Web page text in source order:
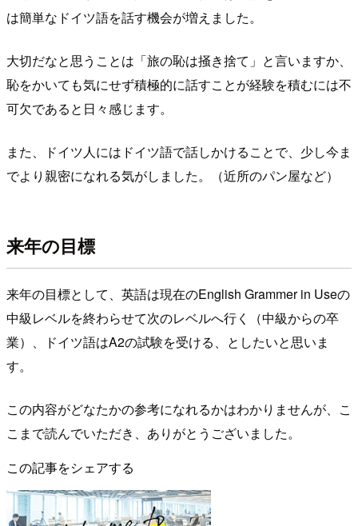
は簡単なドイツ語を話す機会が増えました。
大切だなと思うことは「旅の恥は掻き捨て」と言いますか、
恥をかいても気にせず積極的に話すことが経験を積むには不
可欠であると日々感じます。
また、ドイツ人にはドイツ語で話しかけることで、少し今ま
でより親密になれる気がしました。（近所のパン屋など）
来年の目標
来年の目標として、英語は現在のEnglish Grammer in Useの
中級レベルを終わらせて次のレベルへ行く（中級からの卒
業）、ドイツ語はA2の試験を受ける、としたいと思いま
す。
この内容がどなたかの参考になれるかはわかりませんが、こ
こまで読んでいただき、ありがとうございました。
この記事をシェアする